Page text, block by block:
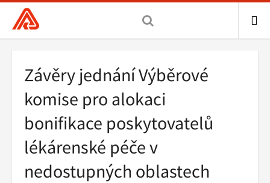
Všeobecná
zdravotní
hlavní
stránka
Drobečková
navigace
Závěry jednání Výběrové
komise pro alokaci
bonifikace poskytovatelů
lékárenské péče v
nedostupných oblastech